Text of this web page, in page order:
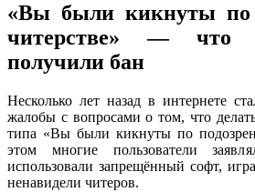
«Вы были кикнуты по
читерстве» — что
получили бан
Несколько лет назад в интернете
жалобы с вопросами о том, что
типа «Вы были кикнуты по
этом многие пользователи
использовали запрещённый софт,
ненавидели читеров.